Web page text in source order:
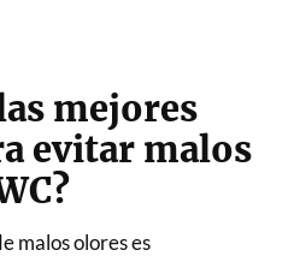
mejores
evitar malos
malos olores es